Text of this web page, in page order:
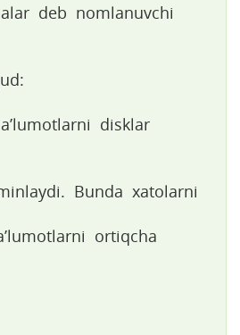
deb nomlanuvchi
disklar
Bunda xatolarni
ortiqcha